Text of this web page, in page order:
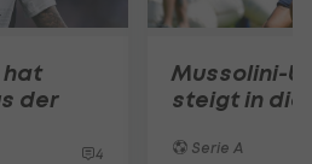
hat
der
4
Mussolini-
steigt in die
Serie A